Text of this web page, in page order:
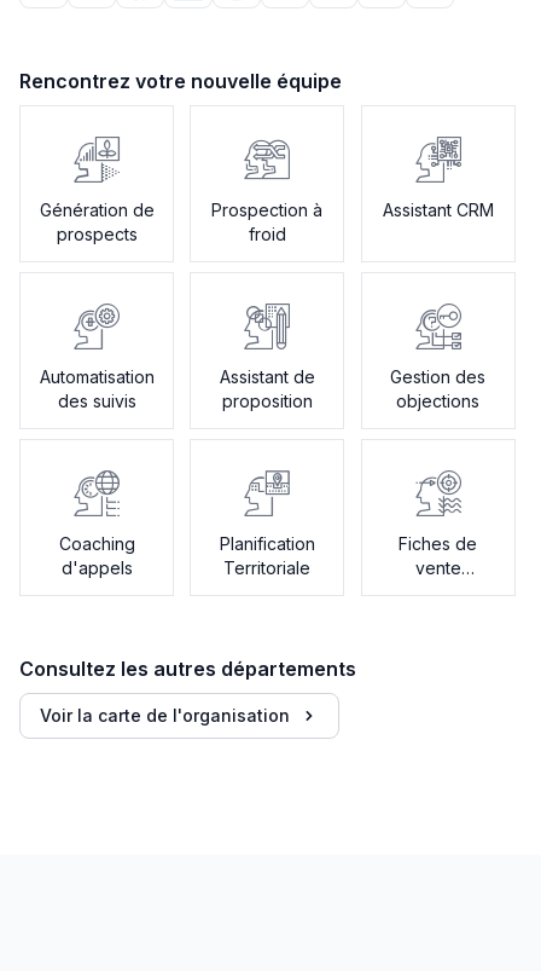
Rencontrez votre nouvelle équipe
Génération de
prospects
Prospection à
froid
Assistant CRM
Automatisation
des suivis
Assistant de
proposition
Gestion des
objections
Coaching
d'appels
Planification
Territoriale
Fiches de
vente
compétitives
Consultez les autres départements
Voir la carte de l'organisation